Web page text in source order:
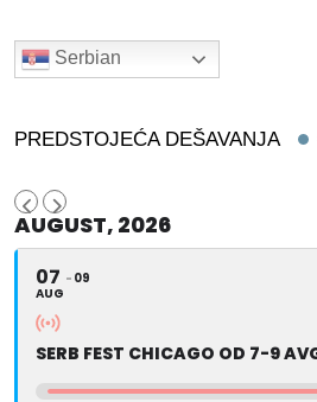
Serbian
PREDSTOJEĆA DEŠAVANJA
AUGUST, 2026
07
AUG
09
SERB FEST CHICAGO OD 7-9